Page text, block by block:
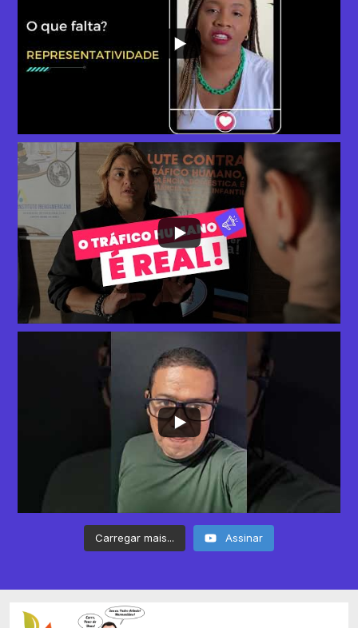
Carregar mais... Assinar